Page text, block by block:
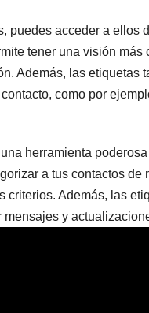
puedes acceder a ellos
tener una visión
Además, las etiquetas
como por
herramienta
a tus contactos
criterios. Además, las
y